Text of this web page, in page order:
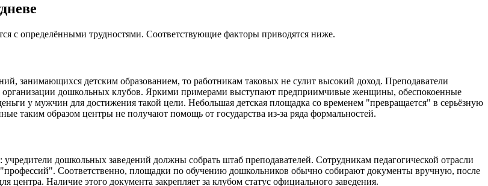
с определёнными трудностями. Соответствующие факторы приводятся ниже.
занимающихся детским образованием, то работникам таковых не сулит высокий доход. Преподаватели
организации дошкольных клубов. Яркими примерами выступают предприимчивые женщины, обеспокоенные
у мужчин для достижения такой цели. Небольшая детская площадка со временем "превращается" в серьёзную
таким образом центры не получают помощь от государства из-за ряда формальностей.
дошкольных заведений должны собрать штаб преподавателей. Сотрудникам педагогической отрасли
"профессий". Соответственно, площадки по обучению дошкольников обычно собирают документы вручную, после
центра. Наличие этого документа закрепляет за клубом статус официального заведения.